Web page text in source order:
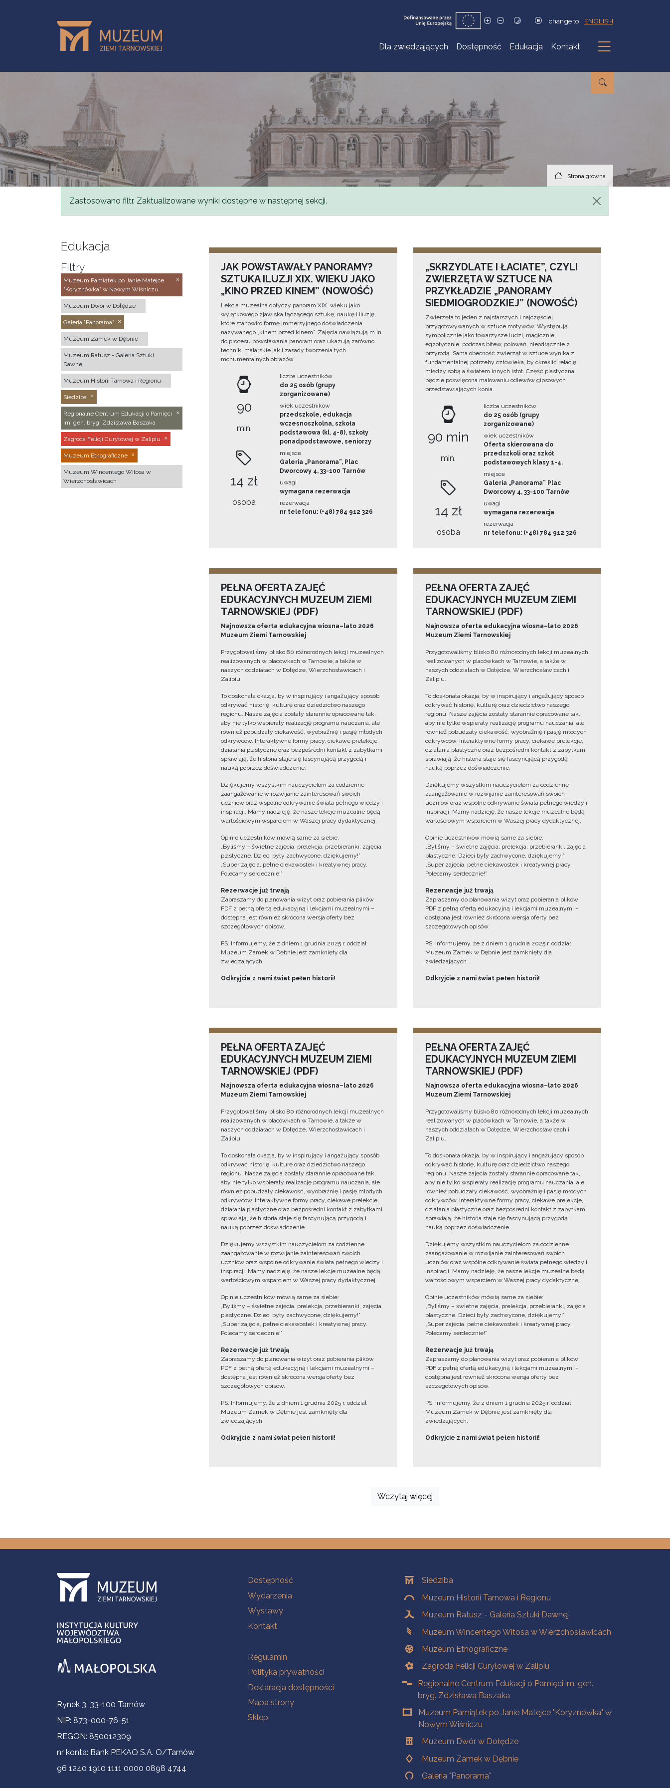
change to ENGLISH
Dla zwiedzających Dostępność Edukacja Kontakt
Podmenu
Strona główna
Komunikat
Zastosowano filtr. Zaktualizowane wyniki dostępne w następnej sekcji.
Edukacja
Filtry
Muzeum Pamiątek po Janie Matejce
"Koryznówka" w Nowym Wiśniczu
Muzeum Dwór w Dołędze
Galeria "Panorama"
Muzeum Zamek w Dębnie
Muzeum Ratusz - Galeria Sztuki
Dawnej
Muzeum Historii Tarnowa i Regionu
Siedziba
Regionalne Centrum Edukacji o Pamięci
im. gen. bryg. Zdzisława Baszaka
Zagroda Felicji Curyłowej w Zalipiu
Muzeum Etnograficzne
Muzeum Wincentego Witosa w
Wierzchosławicach
JAK POWSTAWAŁY PANORAMY?
SZTUKA ILUZJI XIX. WIEKU JAKO
„KINO PRZED KINEM” (NOWOŚĆ)
Lekcja muzealna dotyczy panoram XIX. wieku jako
wyjątkowego zjawiska łączącego sztukę, naukę i iluzję,
które stanowiło formę immersyjnego doświadczenia
nazywanego „kinem przed kinem”. Zajęcia nawiązują m.in.
do procesu powstawania panoram oraz ukazują zarówno
techniki malarskie jak i zasady tworzenia tych
monumentalnych obrazów.
90
min.
14 zł
osoba
liczba uczestników
do 25 osób (grupy
zorganizowane)
wiek uczestników
przedszkole, edukacja
wczesnoszkolna, szkoła
podstawowa (kl. 4-8), szkoły
ponadpodstawowe, seniorzy
miejsce
Galeria „Panorama”, Plac
Dworcowy 4, 33-100 Tarnów
uwagi
wymagana rezerwacja
rezerwacja
nr telefonu: (+48) 784 912 326
„SKRZYDLATE I ŁACIATE”, CZYLI
ZWIERZĘTA W SZTUCE NA
PRZYKŁADZIE „PANORAMY
SIEDMIOGRODZKIEJ” (NOWOŚĆ)
Zwierzęta to jeden z najstarszych i najczęściej
przygotowywanych w sztuce motywów. Występują
symbolicznie jako towarzysze ludzi, magicznie,
egzotycznie, podczas bitew, polowań, nieodłącznie z
przyrodą. Sama obecność zwierząt w sztuce wynika z
fundamentalnej potrzeby człowieka, by określić relację
między sobą a światem innych istot. Część plastyczna
będzie poświęcona malowaniu odlewów gipsowych
przedstawiających konia.
90 min
min.
14 zł
osoba
liczba uczestników
do 25 osób (grupy
zorganizowane)
wiek uczestników
Oferta skierowana do
przedszkoli oraz szkół
podstawowych klasy 1-4.
miejsce
Galeria „Panorama” Plac
Dworcowy 4, 33-100 Tarnów
uwagi
wymagana rezerwacja
rezerwacja
nr telefonu: (+48) 784 912 326
PEŁNA OFERTA ZAJĘĆ
EDUKACYJNYCH MUZEUM ZIEMI
TARNOWSKIEJ (PDF)
Najnowsza oferta edukacyjna wiosna–lato 2026
Muzeum Ziemi Tarnowskiej
Przygotowaliśmy blisko 80 różnorodnych lekcji muzealnych
realizowanych w placówkach w Tarnowie, a także w
naszych oddziałach w Dołędze, Wierzchosławicach i
Zalipiu.
To doskonała okazja, by w inspirujący i angażujący sposób
odkrywać historię, kulturę oraz dziedzictwo naszego
regionu. Nasze zajęcia zostały starannie opracowane tak,
aby nie tylko wspierały realizację programu nauczania, ale
również pobudzały ciekawość, wyobraźnię i pasję młodych
odkrywców. Interaktywne formy pracy, ciekawe prelekcje,
działania plastyczne oraz bezpośredni kontakt z zabytkami
sprawiają, że historia staje się fascynującą przygodą i
nauką poprzez doświadczenie.
Dziękujemy wszystkim nauczycielom za codzienne
zaangażowanie w rozwijanie zainteresowań swoich
uczniów oraz wspólne odkrywanie świata pełnego wiedzy i
inspiracji. Mamy nadzieję, że nasze lekcje muzealne będą
wartościowym wsparciem w Waszej pracy dydaktycznej.
Opinie uczestników mówią same za siebie:
„Byliśmy – świetne zajęcia, prelekcja, przebieranki, zajęcia
plastyczne. Dzieci były zachwycone, dziękujemy!”
„Super zajęcia, pełne ciekawostek i kreatywnej pracy.
Polecamy serdecznie!”
Rezerwacje już trwają
Zapraszamy do planowania wizyt oraz pobierania plików
PDF z pełną ofertą edukacyjną i lekcjami muzealnymi –
dostępna jest również skrócona wersja oferty bez
szczegółowych opisów.
PS. Informujemy, że z dniem 1 grudnia 2025 r. oddział
Muzeum Zamek w Dębnie jest zamknięty dla
zwiedzających.
Odkryjcie z nami świat pełen historii!
PEŁNA OFERTA ZAJĘĆ
EDUKACYJNYCH MUZEUM ZIEMI
TARNOWSKIEJ (PDF)
Najnowsza oferta edukacyjna wiosna–lato 2026
Muzeum Ziemi Tarnowskiej
Przygotowaliśmy blisko 80 różnorodnych lekcji muzealnych
realizowanych w placówkach w Tarnowie, a także w
naszych oddziałach w Dołędze, Wierzchosławicach i
Zalipiu.
To doskonała okazja, by w inspirujący i angażujący sposób
odkrywać historię, kulturę oraz dziedzictwo naszego
regionu. Nasze zajęcia zostały starannie opracowane tak,
aby nie tylko wspierały realizację programu nauczania, ale
również pobudzały ciekawość, wyobraźnię i pasję młodych
odkrywców. Interaktywne formy pracy, ciekawe prelekcje,
działania plastyczne oraz bezpośredni kontakt z zabytkami
sprawiają, że historia staje się fascynującą przygodą i
nauką poprzez doświadczenie.
Dziękujemy wszystkim nauczycielom za codzienne
zaangażowanie w rozwijanie zainteresowań swoich
uczniów oraz wspólne odkrywanie świata pełnego wiedzy i
inspiracji. Mamy nadzieję, że nasze lekcje muzealne będą
wartościowym wsparciem w Waszej pracy dydaktycznej.
Opinie uczestników mówią same za siebie:
„Byliśmy – świetne zajęcia, prelekcja, przebieranki, zajęcia
plastyczne. Dzieci były zachwycone, dziękujemy!”
„Super zajęcia, pełne ciekawostek i kreatywnej pracy.
Polecamy serdecznie!”
Rezerwacje już trwają
Zapraszamy do planowania wizyt oraz pobierania plików
PDF z pełną ofertą edukacyjną i lekcjami muzealnymi –
dostępna jest również skrócona wersja oferty bez
szczegółowych opisów.
PS. Informujemy, że z dniem 1 grudnia 2025 r. oddział
Muzeum Zamek w Dębnie jest zamknięty dla
zwiedzających.
Odkryjcie z nami świat pełen historii!
PEŁNA OFERTA ZAJĘĆ
EDUKACYJNYCH MUZEUM ZIEMI
TARNOWSKIEJ (PDF)
Najnowsza oferta edukacyjna wiosna–lato 2026
Muzeum Ziemi Tarnowskiej
Przygotowaliśmy blisko 80 różnorodnych lekcji muzealnych
realizowanych w placówkach w Tarnowie, a także w
naszych oddziałach w Dołędze, Wierzchosławicach i
Zalipiu.
To doskonała okazja, by w inspirujący i angażujący sposób
odkrywać historię, kulturę oraz dziedzictwo naszego
regionu. Nasze zajęcia zostały starannie opracowane tak,
aby nie tylko wspierały realizację programu nauczania, ale
również pobudzały ciekawość, wyobraźnię i pasję młodych
odkrywców. Interaktywne formy pracy, ciekawe prelekcje,
działania plastyczne oraz bezpośredni kontakt z zabytkami
sprawiają, że historia staje się fascynującą przygodą i
nauką poprzez doświadczenie.
Dziękujemy wszystkim nauczycielom za codzienne
zaangażowanie w rozwijanie zainteresowań swoich
uczniów oraz wspólne odkrywanie świata pełnego wiedzy i
inspiracji. Mamy nadzieję, że nasze lekcje muzealne będą
wartościowym wsparciem w Waszej pracy dydaktycznej.
Opinie uczestników mówią same za siebie:
„Byliśmy – świetne zajęcia, prelekcja, przebieranki, zajęcia
plastyczne. Dzieci były zachwycone, dziękujemy!”
„Super zajęcia, pełne ciekawostek i kreatywnej pracy.
Polecamy serdecznie!”
Rezerwacje już trwają
Zapraszamy do planowania wizyt oraz pobierania plików
PDF z pełną ofertą edukacyjną i lekcjami muzealnymi –
dostępna jest również skrócona wersja oferty bez
szczegółowych opisów.
PS. Informujemy, że z dniem 1 grudnia 2025 r. oddział
Muzeum Zamek w Dębnie jest zamknięty dla
zwiedzających.
Odkryjcie z nami świat pełen historii!
PEŁNA OFERTA ZAJĘĆ
EDUKACYJNYCH MUZEUM ZIEMI
TARNOWSKIEJ (PDF)
Najnowsza oferta edukacyjna wiosna–lato 2026
Muzeum Ziemi Tarnowskiej
Przygotowaliśmy blisko 80 różnorodnych lekcji muzealnych
realizowanych w placówkach w Tarnowie, a także w
naszych oddziałach w Dołędze, Wierzchosławicach i
Zalipiu.
To doskonała okazja, by w inspirujący i angażujący sposób
odkrywać historię, kulturę oraz dziedzictwo naszego
regionu. Nasze zajęcia zostały starannie opracowane tak,
aby nie tylko wspierały realizację programu nauczania, ale
również pobudzały ciekawość, wyobraźnię i pasję młodych
odkrywców. Interaktywne formy pracy, ciekawe prelekcje,
działania plastyczne oraz bezpośredni kontakt z zabytkami
sprawiają, że historia staje się fascynującą przygodą i
nauką poprzez doświadczenie.
Dziękujemy wszystkim nauczycielom za codzienne
zaangażowanie w rozwijanie zainteresowań swoich
uczniów oraz wspólne odkrywanie świata pełnego wiedzy i
inspiracji. Mamy nadzieję, że nasze lekcje muzealne będą
wartościowym wsparciem w Waszej pracy dydaktycznej.
Opinie uczestników mówią same za siebie:
„Byliśmy – świetne zajęcia, prelekcja, przebieranki, zajęcia
plastyczne. Dzieci były zachwycone, dziękujemy!”
„Super zajęcia, pełne ciekawostek i kreatywnej pracy.
Polecamy serdecznie!”
Rezerwacje już trwają
Zapraszamy do planowania wizyt oraz pobierania plików
PDF z pełną ofertą edukacyjną i lekcjami muzealnymi –
dostępna jest również skrócona wersja oferty bez
szczegółowych opisów.
PS. Informujemy, że z dniem 1 grudnia 2025 r. oddział
Muzeum Zamek w Dębnie jest zamknięty dla
zwiedzających.
Odkryjcie z nami świat pełen historii!
Wczytaj więcej
Informacje kontaktowe
Rynek 3, 33-100 Tarnów
NIP: 873-000-76-51
REGON: 850012309
nr konta: Bank PEKAO S.A. O/Tarnów
96 1240 1910 1111 0000 0898 4744
Na skróty
Dostępność
Wydarzenia
Wystawy
Kontakt
Na skróty
Regulamin
Polityka prywatności
Deklaracja dostępności
Mapa strony
Sklep
OddziałySiedziba
Muzeum Historii Tarnowa i Regionu
Muzeum Ratusz - Galeria Sztuki Dawnej
Muzeum Wincentego Witosa w Wierzchosławicach
Muzeum Etnograficzne
Zagroda Felicji Curyłowej w Zalipiu
Regionalne Centrum Edukacji o Pamięci im. gen.
bryg. Zdzisława Baszaka
Muzeum Pamiątek po Janie Matejce "Koryznówka" w
Nowym Wiśniczu
Muzeum Dwór w Dołędze
Muzeum Zamek w Dębnie
Galeria "Panorama"